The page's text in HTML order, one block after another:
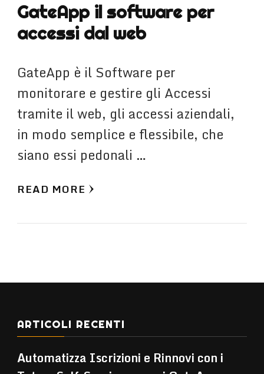
GateApp il software per
accessi dal web
GateApp è il Software per
monitorare e gestire gli Accessi
tramite il web, gli accessi aziendali,
in modo semplice e flessibile, che
siano essi pedonali …
READ MORE
ARTICOLI RECENTI
Automatizza Iscrizioni e Rinnovi con i